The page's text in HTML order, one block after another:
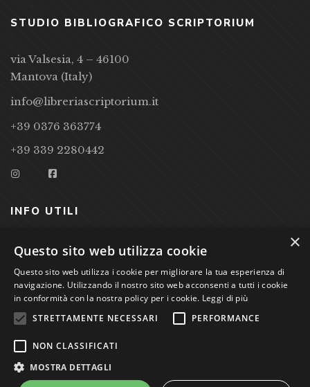
STUDIO BIBLIOGRAFICO SCRIPTORIUM
via Valsesia, 4 – 46100
Mantova (Italy)
info@libreriascriptorium.it
+39 0376 363774
+39 339 2280442
INFO UTILI
CONDIZIONI DI VENDITA
PRIVACY POLICY
COOKIE POLICY
Studio Bibliografico Scriptorium Dott.ssa Sara Bassi VAT
nr. 01744000207
×
Questo sito web utilizza cookie
Questo sito web utilizza i cookie per migliorare la tua esperienza di
navigazione. Utilizzando il nostro sito web acconsenti a tutti i cookie
in conformità con la nostra policy per i cookie. Leggi di più
STRETTAMENTE NECESSARI
PERFORMANCE
NON CLASSIFICATI
MOSTRA DETTAGLI